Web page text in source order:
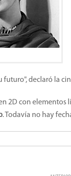
futuro", declaró la
2D con
. Todavía no hay